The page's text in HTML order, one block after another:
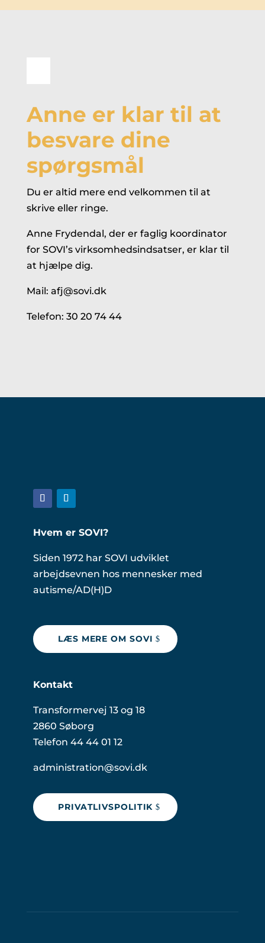
Anne er klar til at
besvare dine
spørgsmål
Du er altid mere end velkommen til at
skrive eller ringe.
Anne Frydendal, der er faglig koordinator
for SOVI’s virksomhedsindsatser, er klar til
at hjælpe dig.
Mail: afj@sovi.dk
Telefon: 30 20 74 44
Hvem er SOVI?
Siden 1972 har SOVI udviklet
arbejdsevnen hos mennesker med
autisme/AD(H)D
LÆS MERE OM SOVI
Kontakt
Transformervej 13 og 18
2860 Søborg
Telefon 44 44 01 12
administration@sovi.dk
PRIVATLIVSPOLITIK